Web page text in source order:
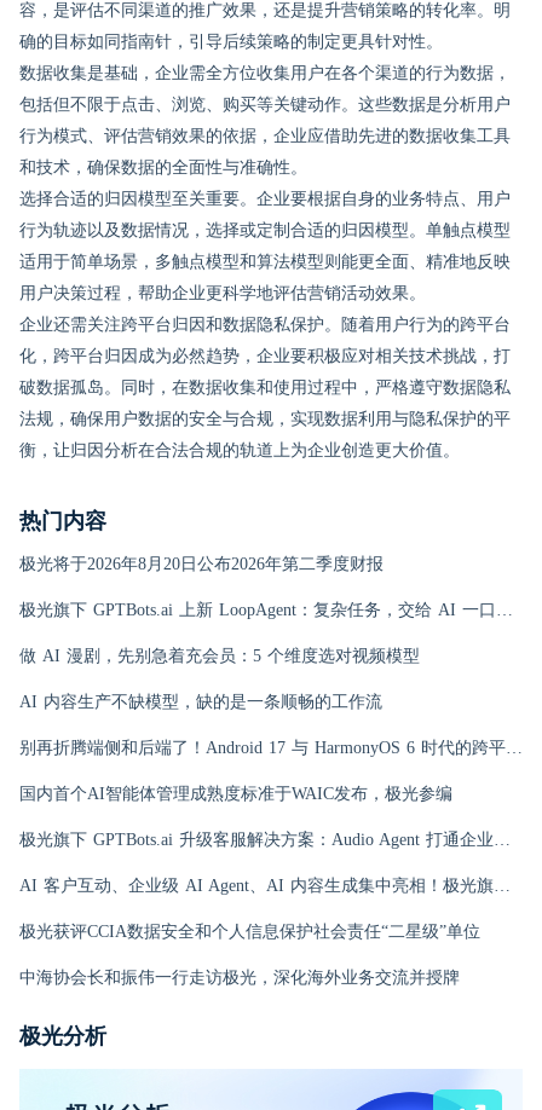
容，是评估不同渠道的推广效果，还是提升营销策略的转化率。明
确的目标如同指南针，引导后续策略的制定更具针对性。
数据收集是基础，企业需全方位收集用户在各个渠道的行为数据，
包括但不限于点击、浏览、购买等关键动作。这些数据是分析用户
行为模式、评估营销效果的依据，企业应借助先进的数据收集工具
和技术，确保数据的全面性与准确性。
选择合适的归因模型至关重要。企业要根据自身的业务特点、用户
行为轨迹以及数据情况，选择或定制合适的归因模型。单触点模型
适用于简单场景，多触点模型和算法模型则能更全面、精准地反映
用户决策过程，帮助企业更科学地评估营销活动效果。
企业还需关注跨平台归因和数据隐私保护。随着用户行为的跨平台
化，跨平台归因成为必然趋势，企业要积极应对相关技术挑战，打
破数据孤岛。同时，在数据收集和使用过程中，严格遵守数据隐私
法规，确保用户数据的安全与合规，实现数据利用与隐私保护的平
衡，让归因分析在合法合规的轨道上为企业创造更大价值。
热门内容
极光将于2026年8月20日公布2026年第二季度财报
极光旗下 GPTBots.ai 上新 LoopAgent：复杂任务，交给 AI 一口气跑完
做 AI 漫剧，先别急着充会员：5 个维度选对视频模型
AI 内容生产不缺模型，缺的是一条顺畅的工作流
别再折腾端侧和后端了！Android 17 与 HarmonyOS 6 时代的跨平台推送指南
国内首个AI智能体管理成熟度标准于WAIC发布，极光参编
极光旗下 GPTBots.ai 升级客服解决方案：Audio Agent 打通企业通信线路，LINE 客服插件 2.0 同步上线
AI 客户互动、企业级 AI Agent、AI 内容生成集中亮相！极光旗下EngageLab WAIC 2026 现场回顾
极光获评CCIA数据安全和个人信息保护社会责任“二星级”单位
中海协会长和振伟一行走访极光，深化海外业务交流并授牌
极光分析